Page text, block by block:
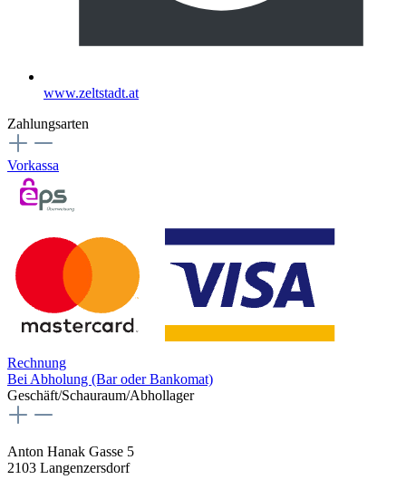
www.zeltstadt.at
Zahlungsarten
Vorkassa
Rechnung
Bei Abholung (Bar oder Bankomat)
Geschäft/Schauraum/Abhollager
Anton Hanak Gasse 5
2103 Langenzersdorf